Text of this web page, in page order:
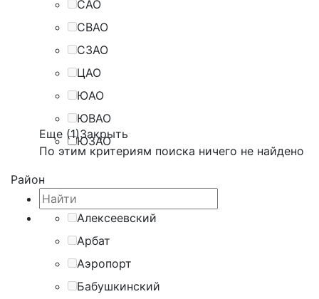
САО
СВАО
СЗАО
ЦАО
ЮАО
ЮВАО
ЮЗАО
Еще (1)Закрыть
По этим критериям поиска ничего не найдено
Район
Алексеевский
Арбат
Аэропорт
Бабушкинский